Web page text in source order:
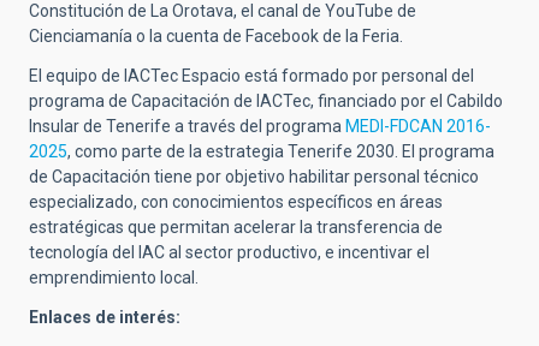
Constitución de La Orotava, el canal de YouTube de
Cienciamanía o la cuenta de Facebook de la Feria.
El equipo de IACTec Espacio está formado por personal del
programa de Capacitación de IACTec, financiado por el Cabildo
Insular de Tenerife a través del programa MEDI-FDCAN 2016-
2025, como parte de la estrategia Tenerife 2030. El programa
de Capacitación tiene por objetivo habilitar personal técnico
especializado, con conocimientos específicos en áreas
estratégicas que permitan acelerar la transferencia de
tecnología del IAC al sector productivo, e incentivar el
emprendimiento local.
Enlaces de interés: